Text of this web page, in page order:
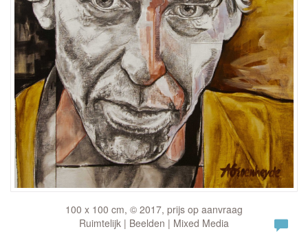
100 x 100 cm, © 2017, prijs op aanvraag
Ruimtelijk | Beelden | Mixed Media